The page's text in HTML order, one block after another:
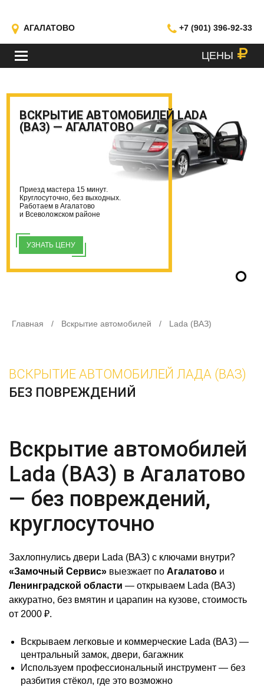
АГАЛАТОВО +7 (901) 396-92-33
МЕНЮ ЦЕНЫ
ВСКРЫТИЕ АВТОМОБИЛЕЙ LADA
(ВАЗ) — АГАЛАТОВО
Приезд мастера 15 минут.
Круглосуточно, без выходных.
Работаем в Агалатово
и Всеволожском районе
УЗНАТЬ ЦЕНУ
Главная / Вскрытие автомобилей / Lada (ВАЗ)
ВСКРЫТИЕ АВТОМОБИЛЕЙ ЛАДА (ВАЗ)
БЕЗ ПОВРЕЖДЕНИЙ
Вскрытие автомобилей
Lada (ВАЗ) в Агалатово
— без повреждений,
круглосуточно
Захлопнулись двери Lada (ВАЗ) с ключами внутри?
«Замочный Сервис» выезжает по Агалатово и
Ленинградской области — открываем Lada (ВАЗ)
аккуратно, без вмятин и царапин на кузове, стоимость
от 2000 ₽.
Вскрываем легковые и коммерческие Lada (ВАЗ) —
центральный замок, двери, багажник
Используем профессиональный инструмент — без
разбития стёкол, где это возможно